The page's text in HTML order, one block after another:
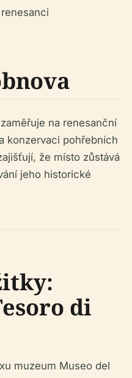
na renesanční
konzervaci pohřebních
že místo zůstává
jeho historické
di
muzeum Museo del